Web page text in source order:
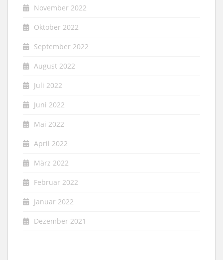
November 2022
Oktober 2022
September 2022
August 2022
Juli 2022
Juni 2022
Mai 2022
April 2022
März 2022
Februar 2022
Januar 2022
Dezember 2021